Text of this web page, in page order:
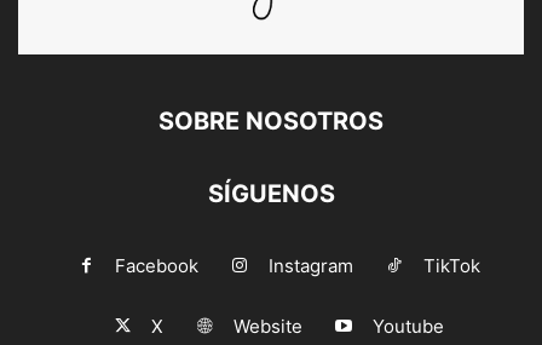
SOBRE NOSOTROS
SÍGUENOS
Facebook Instagram TikTok
X Website Youtube